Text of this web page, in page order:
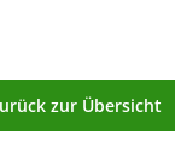
zur Übersicht